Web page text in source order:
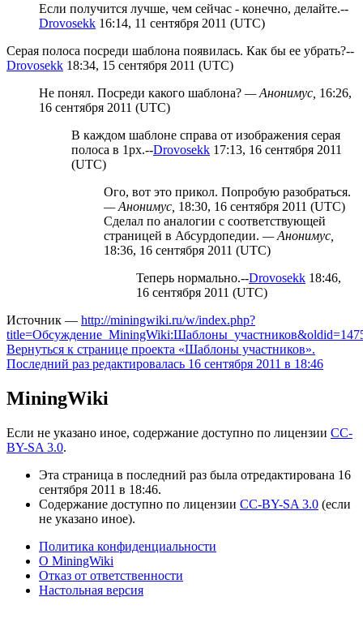
Если получится лучше, чем сейчас - конечно, делайте.--
Drovosekk 16:14, 11 сентября 2011 (UTC)
Серая полоса посреди шаблона появилась. Как бы ее убрать?--
Drovosekk 18:34, 15 сентября 2011 (UTC)
Не понял. Посреди какого шаблона? — Анонимус, 16:26,
16 сентября 2011 (UTC)
В каждом шаблоне справа от изображения серая
полоса в 1px.--Drovosekk 17:13, 16 сентября 2011
(UTC)
Ого, вот это прикол. Попробую разобраться.
— Анонимус, 18:30, 16 сентября 2011 (UTC)
Сделал по аналогии с соответствующей
страницей в Абсурдопедии. — Анонимус,
18:36, 16 сентября 2011 (UTC)
Теперь нормально.--Drovosekk 18:46,
16 сентября 2011 (UTC)
Источник — http://miningwiki.ru/w/index.php?
Вернуться к странице проекта «Шаблоны участников».
Последний раз редактировалась 16 сентября 2011 в 18:46
MiningWiki
Если не указано иное, содержание доступно по лицензии CC-
BY-SA 3.0.
Эта страница в последний раз была отредактирована 16
сентября 2011 в 18:46.
Содержание доступно по лицензии CC-BY-SA 3.0 (если
не указано иное).
Политика конфиденциальности
О MiningWiki
Отказ от ответственности
Настольная версия